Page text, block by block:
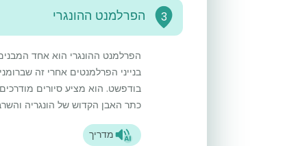
3 הפרלמנט ההונגרי
הפרלמנט ההונגרי הוא אחד
בנייני הפרלמנטים אחרי זה
בודפשט. הוא מציע סיורים
כתר האבן הקדוש של הונגריה
מדריך